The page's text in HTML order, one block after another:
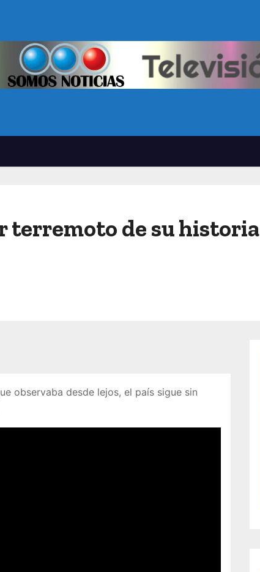
terremoto de su historia
observaba desde lejos, el país sigue sin